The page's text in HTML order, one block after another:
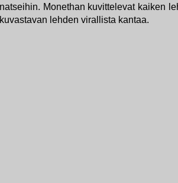
natseihin. Monethan kuvittelevat kaiken
kuvastavan lehden virallista kantaa.